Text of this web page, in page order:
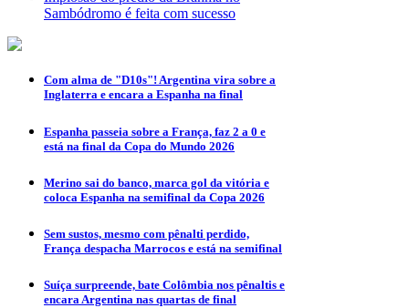
Sambódromo é feita com sucesso
Com alma de "D10s"! Argentina vira sobre a
Inglaterra e encara a Espanha na final
Espanha passeia sobre a França, faz 2 a 0 e
está na final da Copa do Mundo 2026
Merino sai do banco, marca gol da vitória e
coloca Espanha na semifinal da Copa 2026
Sem sustos, mesmo com pênalti perdido,
França despacha Marrocos e está na semifinal
Suíça surpreende, bate Colômbia nos pênaltis e
encara Argentina nas quartas de final